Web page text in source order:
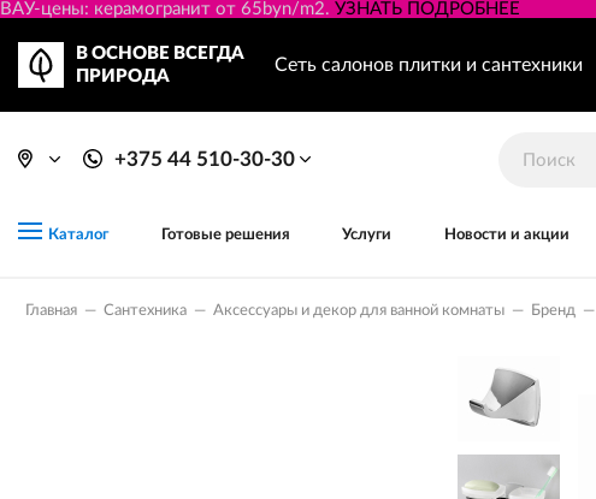
ВАУ-цены: керамогранит от 65byn/m2. УЗНАТЬ ПОДРОБНЕЕ
В ОСНОВЕ ВСЕГДА
ПРИРОДА
Сеть салонов плитки и сантехники
+375 44 510-30-30
Каталог Готовые решения Услуги Новости и акции
Главная — Сантехника — Аксессуары и декор для ванной комнаты — Бренд —